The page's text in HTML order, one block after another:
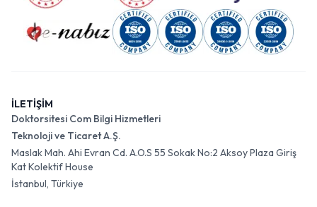
İLETİŞİM
Doktorsitesi Com Bilgi Hizmetleri
Teknoloji ve Ticaret A.Ş.
Maslak Mah. Ahi Evran Cd. A.O.S 55 Sokak No:2 Aksoy Plaza Giriş
Kat Kolektif House
İstanbul, Türkiye